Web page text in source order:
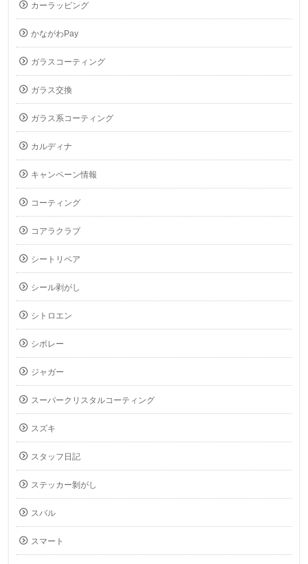
カーラッピング
かながわPay
ガラスコーティング
ガラス交換
ガラス系コーティング
カルディナ
キャンペーン情報
コーティング
コアラクラブ
シートリペア
シール剥がし
シトロエン
シボレー
ジャガー
スーパークリスタルコーティング
スズキ
スタッフ日記
ステッカー剝がし
スバル
スマート